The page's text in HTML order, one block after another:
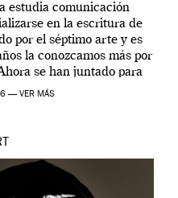
estudia comunicación
en la escritura de
por el séptimo arte y es
la conozcamos más por
se han juntado para
una […]
— VER MÁS